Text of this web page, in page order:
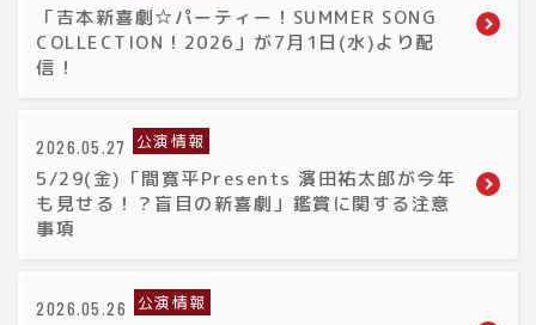
「吉本新喜劇☆パーティー！SUMMER SONG
COLLECTION！2026」が7月1日(水)より配
信！
2026.05.27 公演情報
5/29(金)「間寛平Presents 濱田祐太郎が今年
も見せる！？盲目の新喜劇」鑑賞に関する注意
事項
2026.05.26 公演情報